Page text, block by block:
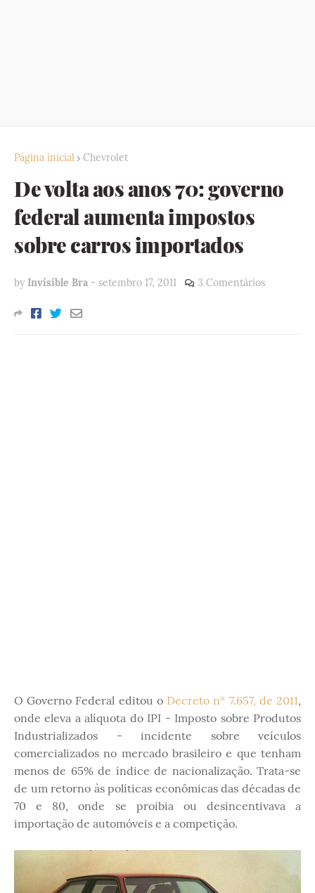
Página inicial Chevrolet
De volta aos anos 70: governo
federal aumenta impostos
sobre carros importados
by Invisible Bra - setembro 17, 2011 3 Comentários
O Governo Federal editou o Decreto nº 7.657, de 2011,
onde eleva a alíquota do IPI - Imposto sobre Produtos
Industrializados - incidente sobre veículos
comercializados no mercado brasileiro e que tenham
menos de 65% de índice de nacionalização. Trata-se
de um retorno às políticas econômicas das décadas de
70 e 80, onde se proibia ou desincentivava a
importação de automóveis e a competição.